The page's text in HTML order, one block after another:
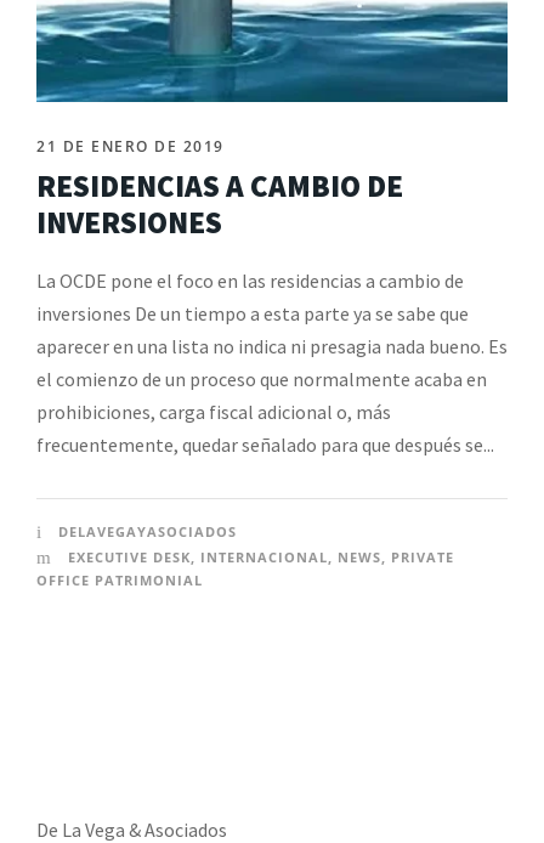
21 DE ENERO DE 2019
RESIDENCIAS A CAMBIO DE
INVERSIONES
La OCDE pone el foco en las residencias a cambio de
inversiones De un tiempo a esta parte ya se sabe que
aparecer en una lista no indica ni presagia nada bueno. Es
el comienzo de un proceso que normalmente acaba en
prohibiciones, carga fiscal adicional o, más
frecuentemente, quedar señalado para que después se...
DELAVEGAYASOCIADOS
EXECUTIVE DESK, INTERNACIONAL, NEWS, PRIVATE
OFFICE PATRIMONIAL
De La Vega & Asociados